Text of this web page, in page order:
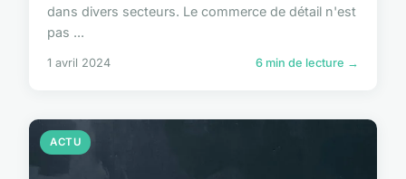
dans divers secteurs. Le commerce de détail n'est
pas ...
1 avril 2024 6 min de lecture →
ACTU